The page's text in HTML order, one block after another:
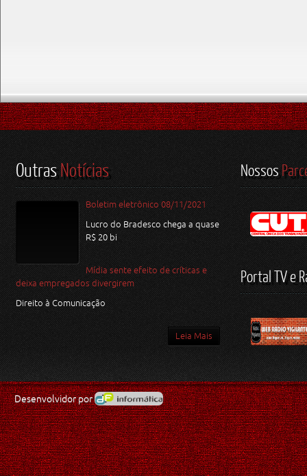
OutrasNotícias
Boletim eletrônico 08/11/2021
Lucro do Bradesco chega a quase
R$ 20 bi
Mídia sente efeito de críticas e
deixa empregados divergirem
Direito à Comunicação
Leia Mais
Nossos
Portal TV e
Desenvolvidor por